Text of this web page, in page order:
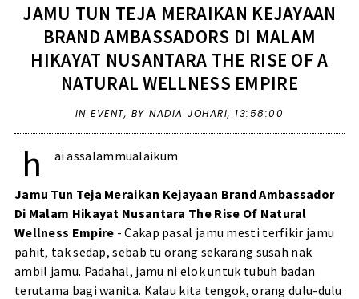
JAMU TUN TEJA MERAIKAN KEJAYAAN
BRAND AMBASSADORS DI MALAM
HIKAYAT NUSANTARA THE RISE OF A
NATURAL WELLNESS EMPIRE
INEVENT, BY NADIA JOHARI, 13:58:00
h ai assalammualaikum
Jamu Tun Teja Meraikan Kejayaan Brand Ambassador
Di Malam Hikayat Nusantara The Rise Of Natural
Wellness Empire - Cakap pasal jamu mesti terfikir jamu
pahit, tak sedap, sebab tu orang sekarang susah nak
ambil jamu. Padahal, jamu ni elok untuk tubuh badan
terutama bagi wanita. Kalau kita tengok, orang dulu-dulu